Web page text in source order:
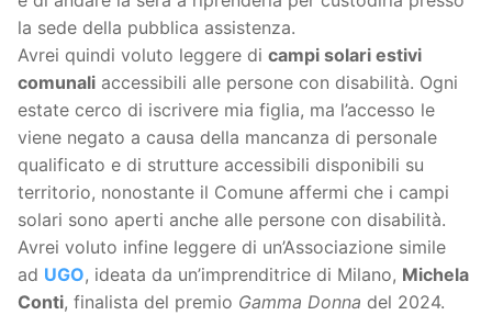
la sede della pubblica assistenza.
Avrei quindi voluto leggere di campi solari estivi
comunali accessibili alle persone con disabilità. Ogni
estate cerco di iscrivere mia figlia, ma l’accesso le
viene negato a causa della mancanza di personale
qualificato e di strutture accessibili disponibili su
territorio, nonostante il Comune affermi che i campi
solari sono aperti anche alle persone con disabilità.
Avrei voluto infine leggere di un’Associazione simile
ad UGO, ideata da un’imprenditrice di Milano, Michela
Conti, finalista del premio Gamma Donna del 2024.